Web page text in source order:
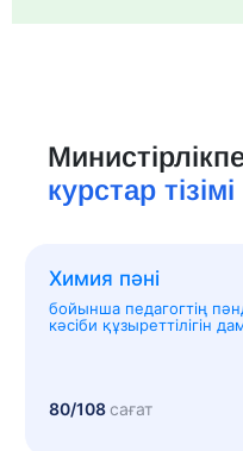
курстар тізімі
Химия пәні
бойынша педагогтің
кәсіби құзыреттілігін
80/108сағат